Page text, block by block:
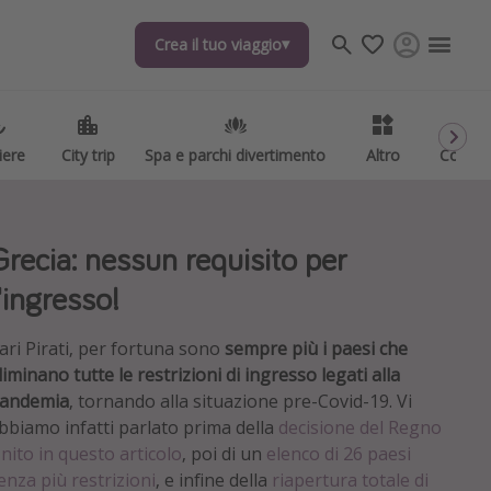
Crea il tuo viaggio
City trip Spa e parchi divertimento Altro Codici
Crea il tuo viaggio
City trip Spa e parchi divertimento Altro Codici
nessun requisito per
Pirati, per fortuna sono sempre più i paesi che
tutte le restrizioni di ingresso legati alla
, tornando alla situazione pre-Covid-19. Vi
infatti parlato prima della decisione del Regno
in questo articolo, poi di un elenco di 26 paesi
più restrizioni, e infine della riapertura totale di